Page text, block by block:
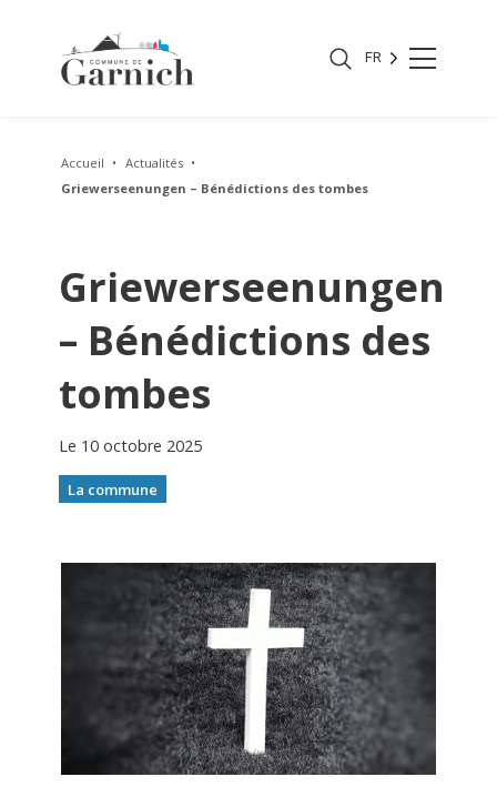
FR
Accueil
Actualités
Griewerseenungen – Bénédictions des tombes
Griewerseenungen
– Bénédictions des
tombes
Le 10 octobre 2025
La commune